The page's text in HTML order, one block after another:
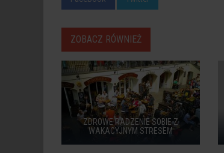
ZOBACZ RÓWNIEŻ
ZDROWE RADZENIE SOBIE Z
WAKACYJNYM STRESEM